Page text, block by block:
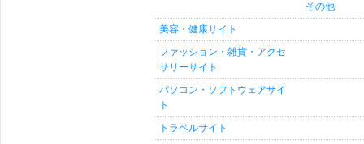
その他
美容・健康サイト
ファッション・雑貨・アクセ
サリーサイト
パソコン・ソフトウェアサイ
ト
トラベルサイト